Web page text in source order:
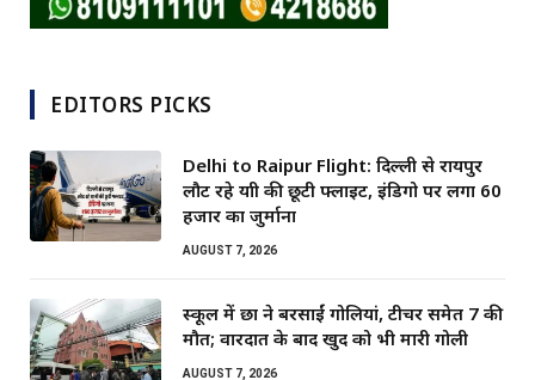
EDITORS PICKS
Delhi to Raipur Flight: दिल्ली से रायपुर
लौट रहे यात्री की छूटी फ्लाइट, इंडिगो पर लगा 60
हजार का जुर्माना
AUGUST 7, 2026
स्कूल में छात्र ने बरसाईं गोलियां, टीचर समेत 7 की
मौत; वारदात के बाद खुद को भी मारी गोली
AUGUST 7, 2026